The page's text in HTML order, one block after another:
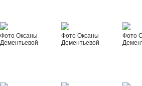
Фото Оксаны
Дементьевой
Фото Оксаны
Дементьевой
Фото